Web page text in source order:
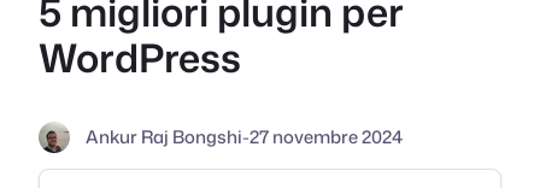
5 migliori plugin per
WordPress
Ankur Raj Bongshi-27 novembre 2024